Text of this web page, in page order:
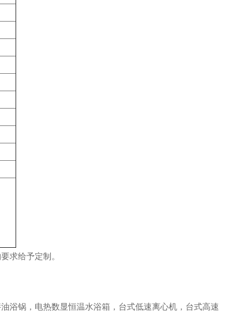
求给予定制。
浴锅，电热数显恒温水浴箱，台式低速离心机，台式高速